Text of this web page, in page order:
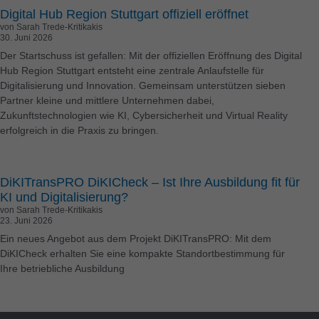
Digital Hub Region Stuttgart offiziell eröffnet
von Sarah Trede-Kritikakis
30. Juni 2026
Der Startschuss ist gefallen: Mit der offiziellen Eröffnung des Digital
Hub Region Stuttgart entsteht eine zentrale Anlaufstelle für
Digitalisierung und Innovation. Gemeinsam unterstützen sieben
Partner kleine und mittlere Unternehmen dabei,
Zukunftstechnologien wie KI, Cybersicherheit und Virtual Reality
erfolgreich in die Praxis zu bringen.
DiKITransPRO DiKICheck – Ist Ihre Ausbildung fit für
KI und Digitalisierung?
von Sarah Trede-Kritikakis
23. Juni 2026
Ein neues Angebot aus dem Projekt DiKITransPRO: Mit dem
DiKICheck erhalten Sie eine kompakte Standortbestimmung für
Ihre betriebliche Ausbildung
freiwilligen Diensten geben möchten, müssen Sie Ihre
Erziehungsberechtigten um Erlaubnis bitten.
Essenzielle Cookies sind technisch für den Betrieb der
Website und deren Funktionen erforderlich, erlauben aber
keinerlei Sammlung von Nutzungsdaten o.Ä.
Personenbezogene Daten können verarbeitet werden (z.
B. IP-Adressen), z. B. für personalisierte Anzeigen und
Inhalte oder Anzeigen- und Inhaltsmessung. Weitere
Informationen über die Verwendung Ihrer Daten finden Sie
Cookies. Sie können Ihre Einwilligung zu ganzen
Kategorien geben oder sich weitere Informationen
anzeigen lassen und so nur bestimmte Cookies
auswählen.
Alle akzeptieren Speichern